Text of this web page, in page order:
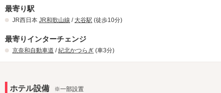
最寄り駅
JR西日本 JR和歌山線 / 大谷駅 (徒歩10分)
最寄りインターチェンジ
京奈和自動車道 /紀北かつらぎ (車3分)
ホテル設備 ※一部設置